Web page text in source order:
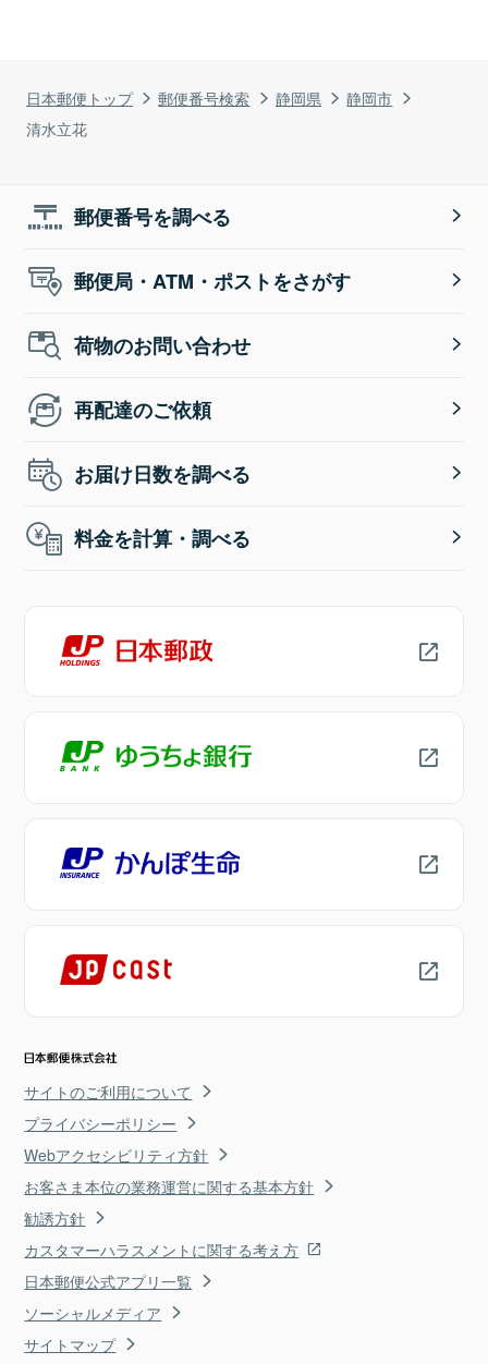
日本郵便トップ 郵便番号検索 静岡県
静岡市
清水立花
郵便番号を調べる
郵便局・ATM・ポストをさがす
荷物のお問い合わせ
再配達のご依頼
お届け日数を調べる
料金を計算・調べる
サイトのご利用について
プライバシーポリシー
Webアクセシビリティ方針
お客さま本位の業務運営に関する基本方針
勧誘方針
カスタマーハラスメントに関する考え方
日本郵便公式アプリ一覧
ソーシャルメディア
サイトマップ